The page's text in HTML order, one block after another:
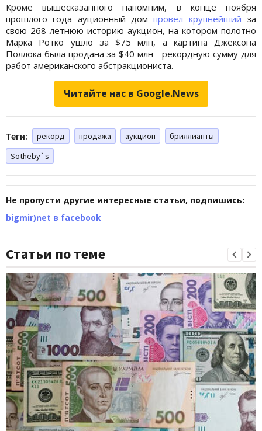
Кроме вышесказанного напомним, в конце ноября
прошлого года ауционный домпровел крупнейший за
свою 268-летнюю историю аукцион, на котором полотно
Марка Ротко ушло за $75 млн, а картина Джексона
Поллока была продана за $40 млн - рекордную сумму для
работ американского абстракциониста.
Читайте нас в Google.News
Теги: рекорд продажа аукцион
бриллианты
Sotheby`s
Не пропусти другие интересные статьи, подпишись:
bigmir)net в facebook
Статьи по теме